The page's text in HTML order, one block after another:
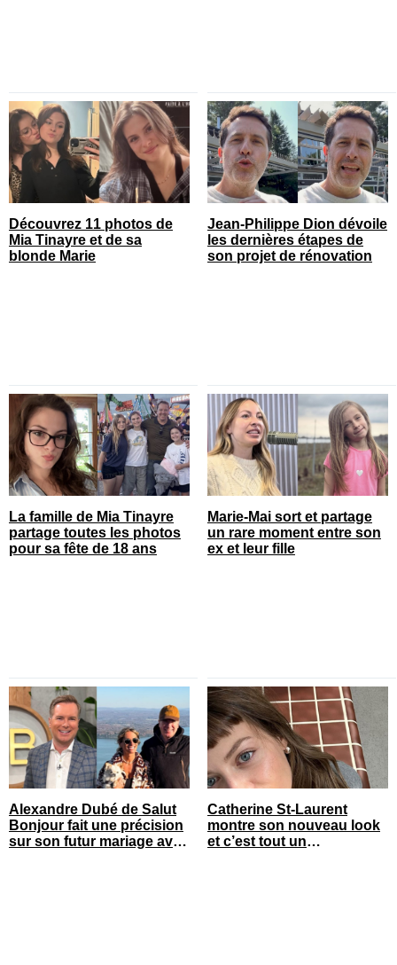
Découvrez 11 photos de
Mia Tinayre et de sa
blonde Marie
Jean-Philippe Dion dévoile
les dernières étapes de
son projet de rénovation
La famille de Mia Tinayre
partage toutes les photos
pour sa fête de 18 ans
Marie-Mai sort et partage
un rare moment entre son
ex et leur fille
Alexandre Dubé de Salut
Bonjour fait une précision
sur son futur mariage avec
Catherine St-Laurent
montre son nouveau look
et c’est tout un